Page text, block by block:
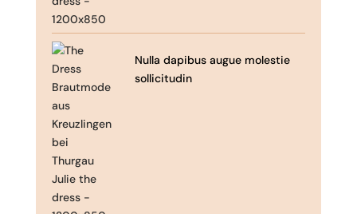
Nulla dapibus augue molestie
sollicitudin